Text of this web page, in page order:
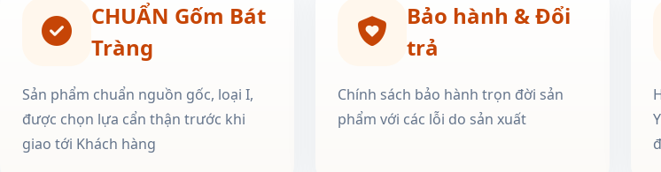
CHUẨN Gốm Bát
Tràng
Sản phẩm chuẩn nguồn gốc, loại I,
được chọn lựa cẩn thận trước khi
giao tới Khách hàng
Bảo hành & Đổi
trả
Chính sách bảo hành trọn đời sản
phẩm với các lỗi do sản xuất